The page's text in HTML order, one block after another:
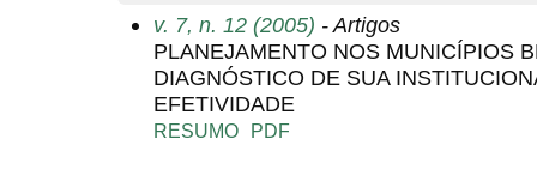
v. 7, n. 12 (2005) - Artigos
PLANEJAMENTO NOS MUNICÍPIOS
DIAGNÓSTICO DE SUA
EFETIVIDADE
RESUMO PDF